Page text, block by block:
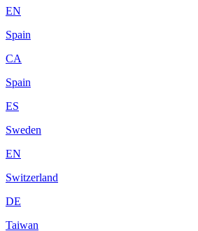
EN
Spain
CA
Spain
ES
Sweden
EN
Switzerland
DE
Taiwan